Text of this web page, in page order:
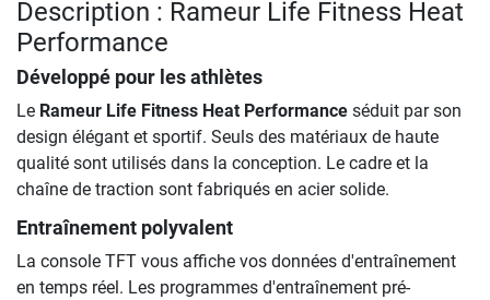
Description : Rameur Life Fitness Heat
Performance
Développé pour les athlètes
Le Rameur Life Fitness Heat Performance séduit par son
design élégant et sportif. Seuls des matériaux de haute
qualité sont utilisés dans la conception. Le cadre et la
chaîne de traction sont fabriqués en acier solide.
Entraînement polyvalent
La console TFT vous affiche vos données d'entraînement
en temps réel. Les programmes d'entraînement pré-